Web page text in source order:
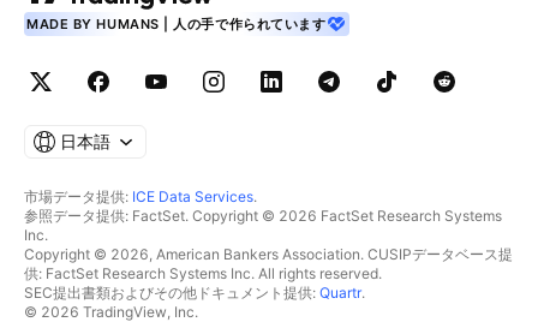
MADE BY HUMANS | 人の手で作られています
日本語
市場データ提供: ICE Data Services.
参照データ提供: FactSet. Copyright © 2026 FactSet Research Systems
Inc.
Copyright © 2026, American Bankers Association. CUSIPデータベース提
供: FactSet Research Systems Inc. All rights reserved.
SEC提出書類およびその他ドキュメント提供: Quartr.
© 2026 TradingView, Inc.